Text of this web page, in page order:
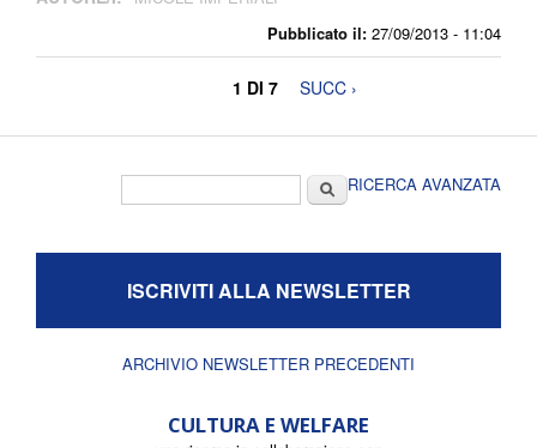
Pubblicato il: 27/09/2013 - 11:04
1 DI 7 SUCC ›
CercaRICERCA AVANZATA
ISCRIVITI ALLA NEWSLETTER
ARCHIVIO NEWSLETTER PRECEDENTI
CULTURA E WELFARE